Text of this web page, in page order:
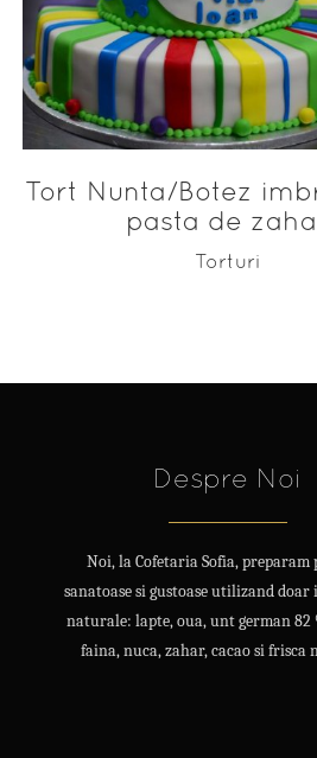
ADAUGĂ ÎN COȘ
Tort Nunta/Botez
pasta de
Torturi
Despre Noi
Noi, la Cofetaria Sofia, preparam
sanatoase si gustoase utilizand doar
naturale: lapte, oua, unt german 82
faina, nuca, zahar, cacao si frisca